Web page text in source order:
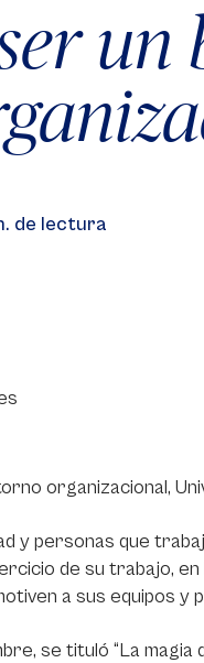
un
de lectura
organizacional,
y personas que
de su trabajo,
a sus equipos y
se tituló “La